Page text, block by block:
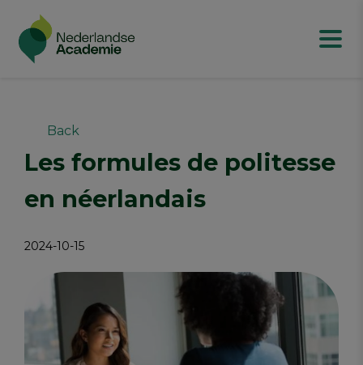
Back
Les formules de politesse
en néerlandais
2024-10-15